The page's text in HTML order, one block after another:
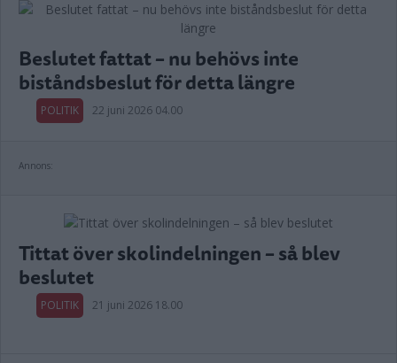
Beslutet fattat – nu behövs inte
biståndsbeslut för detta längre
POLITIK 22 juni 2026 04.00
Annons:
Tittat över skolindelningen – så blev
beslutet
POLITIK 21 juni 2026 18.00